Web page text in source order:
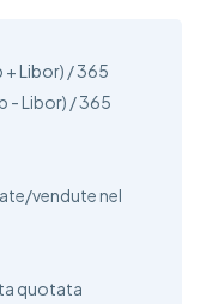
+ Libor) / 365
- Libor) / 365
vendute nel
quotata